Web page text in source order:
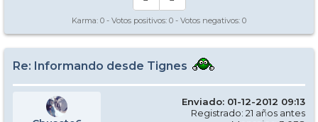
Karma: 0 - Votos positivos: 0 - Votos negativos: 0
Re: Informando desde Tignes
Enviado: 01-12-2012 09:13
Registrado: 21 años antes